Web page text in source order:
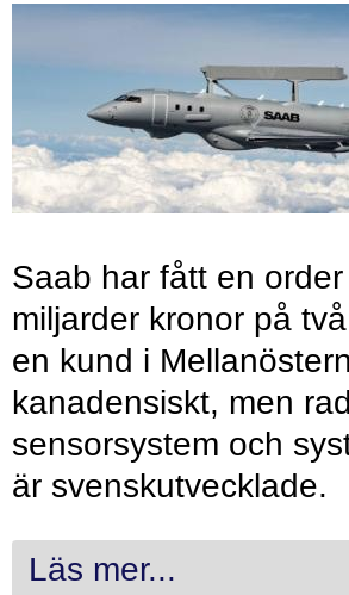
Saab har fått en
miljarder kronor på
en kund i
kanadensiskt, men
sensorsystem och
är svenskutvecklade.
Läs mer...